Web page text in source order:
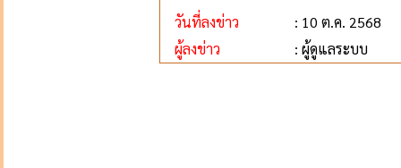
วันที่ลงข่าว
: 10 ต.ค. 2568
ผู้ลงข่าว
: ผู้ดูแลระบบ